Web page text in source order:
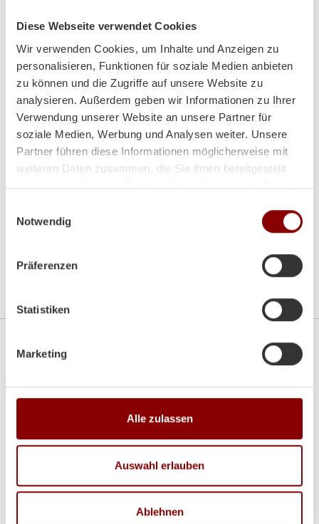
Diese Webseite verwendet Cookies
Wir verwenden Cookies, um Inhalte und Anzeigen zu
personalisieren, Funktionen für soziale Medien anbieten
zu können und die Zugriffe auf unsere Website zu
analysieren. Außerdem geben wir Informationen zu Ihrer
Verwendung unserer Website an unsere Partner für
soziale Medien, Werbung und Analysen weiter. Unsere
Partner führen diese Informationen möglicherweise mit
weiteren Daten zusammen, die Sie ihnen bereitgestellt
haben oder die sie im Rahmen Ihrer Nutzung der Dienste
Notwendig
Präferenzen
Statistiken
Marketing
Alle zulassen
Auswahl erlauben
Ablehnen
Mo-Di:8:00-12:00 Uhr / 14:00-18:00 Uhr
Mi:8:00 - 12:00 Uhr
Do-Fr:8:00-12:00 Uhr / 14:00-18:00 Uhr
Sa: 9:00 - 12:00 Uhr
Google Map zu sehen
Kaminöfen
Pelletöfen